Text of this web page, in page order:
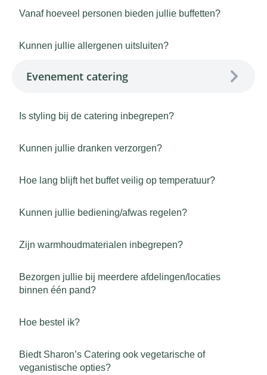
Vanaf hoeveel personen bieden jullie buffetten?
Kunnen jullie allergenen uitsluiten?
Evenement catering
Is styling bij de catering inbegrepen?
Kunnen jullie dranken verzorgen?
Hoe lang blijft het buffet veilig op temperatuur?
Kunnen jullie bediening/afwas regelen?
Zijn warmhoudmaterialen inbegrepen?
Bezorgen jullie bij meerdere afdelingen/locaties
binnen één pand?
Hoe bestel ik?
Biedt Sharon’s Catering ook vegetarische of
veganistische opties?